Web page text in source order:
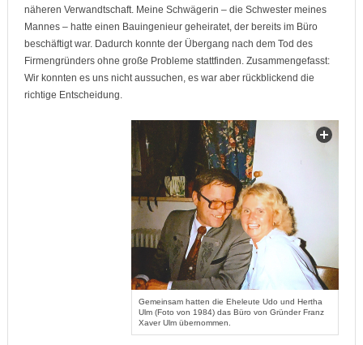
näheren Verwandtschaft. Meine Schwägerin – die Schwester meines
Mannes – hatte einen Bauingenieur geheiratet, der bereits im Büro
beschäftigt war. Dadurch konnte der Übergang nach dem Tod des
Firmengründers ohne große Probleme stattfinden. Zusammengefasst:
Wir konnten es uns nicht aussuchen, es war aber rückblickend die
richtige Entscheidung.
Gemeinsam hatten die Eheleute Udo und Hertha
Ulm (Foto von 1984) das Büro von Gründer Franz
Xaver Ulm übernommen.